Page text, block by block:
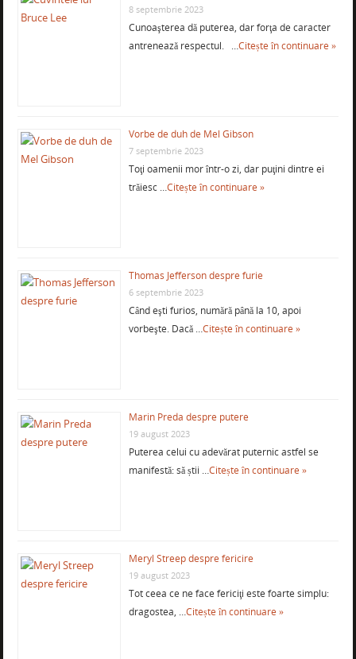
8 septembrie 2023
Cunoaşterea dă puterea, dar forţa de caracter
antrenează respectul. …Citește în continuare »
Vorbe de duh de Mel Gibson
7 septembrie 2023
Toţi oamenii mor într-o zi, dar puţini dintre ei
trăiesc …Citește în continuare »
Thomas Jefferson despre furie
6 septembrie 2023
Când eşti furios, numără până la 10, apoi
vorbeşte. Dacă …Citește în continuare »
Marin Preda despre putere
19 august 2023
Puterea celui cu adevărat puternic astfel se
manifestă: să știi …Citește în continuare »
Meryl Streep despre fericire
19 august 2023
Tot ceea ce ne face fericiţi este foarte simplu:
dragostea, …Citește în continuare »